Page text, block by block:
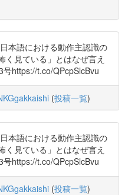
本語における動作主認識の
見ている」とはなぜ言え
https://t.co/QPcpSlcBvu
(投稿一覧)
本語における動作主認識の
見ている」とはなぜ言え
https://t.co/QPcpSlcBvu
(投稿一覧)